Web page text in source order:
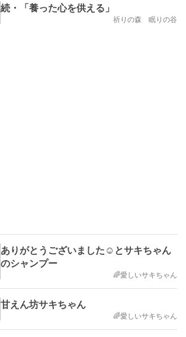
続・「養った心を供える」
祈りの森 眠りの谷
ありがとうございました☺とサキちゃん
のシャンプー
🌈愛しいサキちゃん
甘えん坊サキちゃん
🌈愛しいサキちゃん